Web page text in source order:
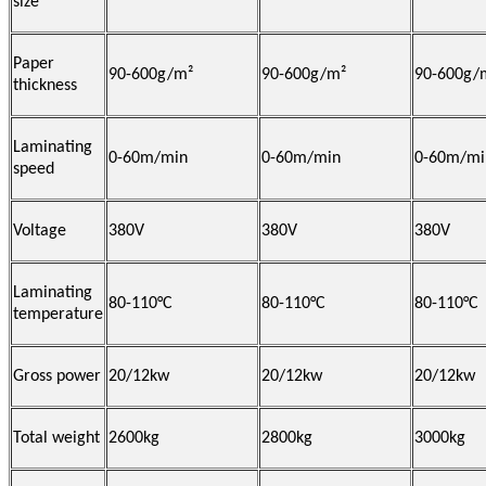
Paper
thickness
90-600g/m² 90-600g/m² 90-600g/
Laminating
speed
0-60m/min 0-60m/min 0-60m/
Voltage 380V 380V 380V
Laminating
temperature
80-110°C 80-110°C 80-110°C
Gross power 20/12kw 20/12kw 20/12kw
Total weight 2600kg 2800kg 3000kg